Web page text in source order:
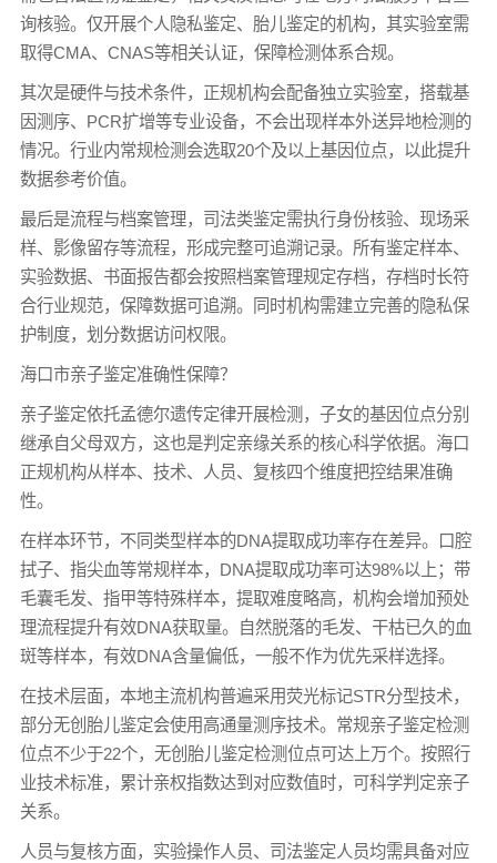
询核验。仅开展个人隐私鉴定、胎儿鉴定的机构，其实验室需
取得CMA、CNAS等相关认证，保障检测体系合规。
其次是硬件与技术条件，正规机构会配备独立实验室，搭载基
因测序、PCR扩增等专业设备，不会出现样本外送异地检测的
情况。行业内常规检测会选取20个及以上基因位点，以此提升
数据参考价值。
最后是流程与档案管理，司法类鉴定需执行身份核验、现场采
样、影像留存等流程，形成完整可追溯记录。所有鉴定样本、
实验数据、书面报告都会按照档案管理规定存档，存档时长符
合行业规范，保障数据可追溯。同时机构需建立完善的隐私保
护制度，划分数据访问权限。
海口市亲子鉴定准确性保障？
亲子鉴定依托孟德尔遗传定律开展检测，子女的基因位点分别
继承自父母双方，这也是判定亲缘关系的核心科学依据。海口
正规机构从样本、技术、人员、复核四个维度把控结果准确
性。
在样本环节，不同类型样本的DNA提取成功率存在差异。口腔
拭子、指尖血等常规样本，DNA提取成功率可达98%以上；带
毛囊毛发、指甲等特殊样本，提取难度略高，机构会增加预处
理流程提升有效DNA获取量。自然脱落的毛发、干枯已久的血
斑等样本，有效DNA含量偏低，一般不作为优先采样选择。
在技术层面，本地主流机构普遍采用荧光标记STR分型技术，
部分无创胎儿鉴定会使用高通量测序技术。常规亲子鉴定检测
位点不少于22个，无创胎儿鉴定检测位点可达上万个。按照行
业技术标准，累计亲权指数达到对应数值时，可科学判定亲子
关系。
人员与复核方面，实验操作人员、司法鉴定人员均需具备对应